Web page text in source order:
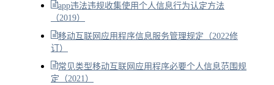
app违法违规收集使用个人信息行为认定方法
（2019）
移动互联网应用程序信息服务管理规定（2022修
订）
常见类型移动互联网应用程序必要个人信息范围规
定（2021）